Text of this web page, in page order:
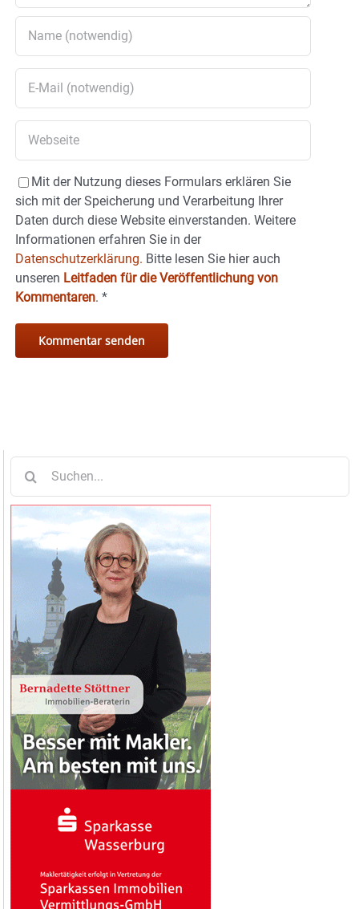
Mit der Nutzung dieses Formulars erklären Sie
sich mit der Speicherung und Verarbeitung Ihrer
Daten durch diese Website einverstanden. Weitere
Informationen erfahren Sie in der
Datenschutzerklärung. Bitte lesen Sie hier auch
unseren Leitfaden für die Veröffentlichung von
Kommentaren. *
nach: